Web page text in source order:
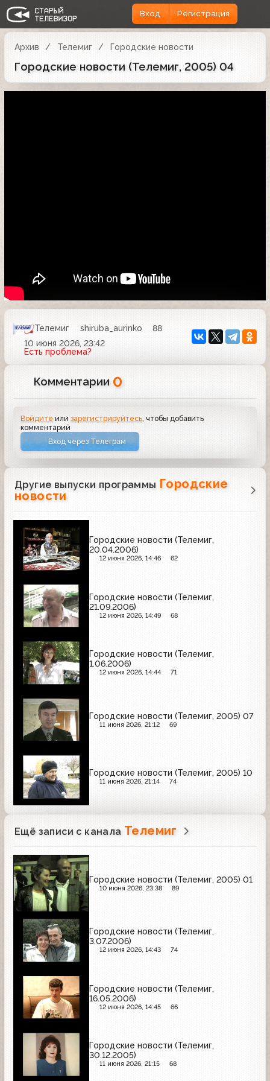
Вход Регистрация
Архив Телемиг Городские новости
Городские новости (Телемиг, 2005) 04
Телемиг shiruba_aurinko
88
10 июня 2026, 23:42
Есть проблема?
Комментарии 0
Войдите илизарегистрируйтесь , чтобы добавить
комментарий
Вход через Телеграм
Другие выпуски программы Городские
новости
Городские новости (Телемиг,
20.04.2006)
12 июня 2026, 14:46 62
Городские новости (Телемиг,
21.09.2006)
12 июня 2026, 14:49 68
Городские новости (Телемиг,
1.06.2006)
12 июня 2026, 14:44 71
Городские новости (Телемиг, 2005) 07
11 июня 2026, 21:12 69
Городские новости (Телемиг, 2005) 10
11 июня 2026, 21:14 74
Ещё записи с канала Телемиг
Городские новости (Телемиг, 2005) 01
10 июня 2026, 23:38 89
Городские новости (Телемиг,
3.07.2006)
12 июня 2026, 14:43 74
Городские новости (Телемиг,
16.05.2006)
12 июня 2026, 14:45 66
Городские новости (Телемиг,
30.12.2005)
11 июня 2026, 21:15 68